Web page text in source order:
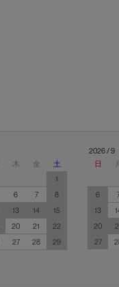
木 金
土
1
6 7
8
13 14
15
20 21
22
27 28
29
2026 / 9
日
6
13
20
27